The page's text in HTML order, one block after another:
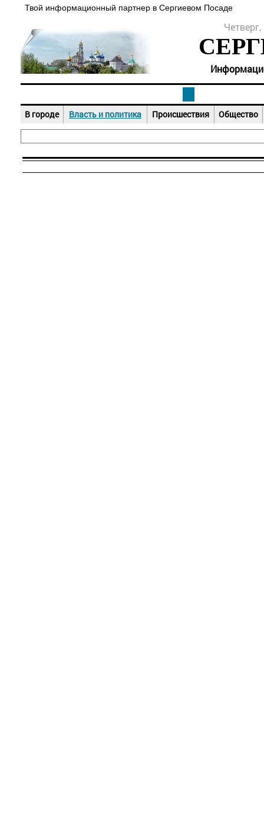
Твой информационный партнер в Сергиевом Посаде
В городе Власть и политика Происшествия Общество